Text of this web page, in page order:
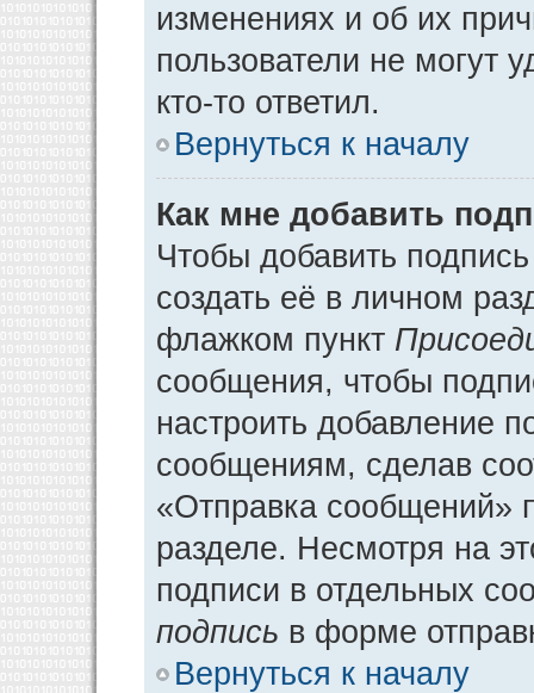
изменениях и об их
пользователи не могут
кто-то ответил.
Вернуться к началу
Как мне добавить
Чтобы добавить
создать её в личном
флажком пункт
сообщения, чтобы
настроить добавление
сообщениям, сделав
«Отправка сообщений»
разделе. Несмотря на
подписи в отдельных
подпись в форме
Вернуться к началу